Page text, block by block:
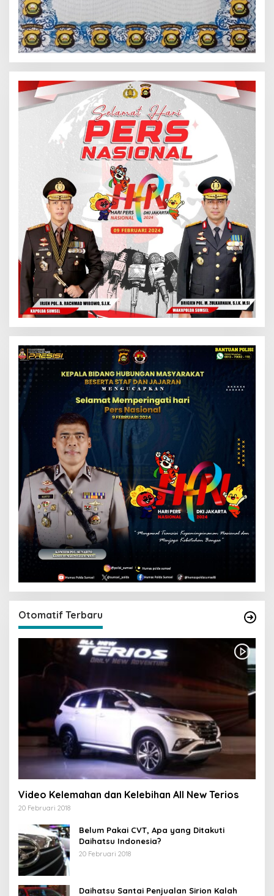
Otomatif Terbaru
Video Kelemahan dan Kelebihan All New Terios
20 Februari 2018
Belum Pakai CVT, Apa yang Ditakuti
Daihatsu Indonesia?
20 Februari 2018
Daihatsu Santai Penjualan Sirion Kalah